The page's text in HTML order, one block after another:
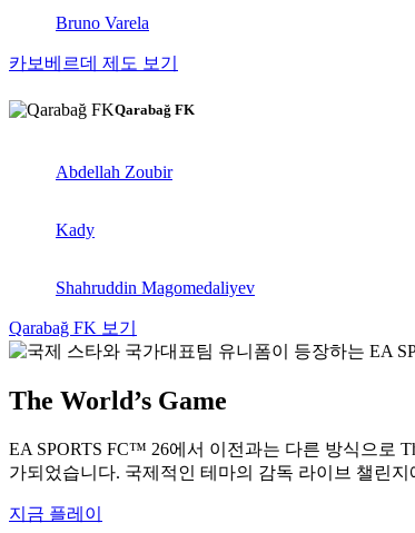
Bruno Varela
카보베르데 제도 보기
Qarabağ FK
Abdellah Zoubir
Kady
Shahruddin Magomedaliyev
Qarabağ FK 보기
The World’s Game
EA SPORTS FC™ 26에서 이전과는 다른 방식으로
가되었습니다. 국제적인 테마의 감독 라이브 챌린
지금 플레이